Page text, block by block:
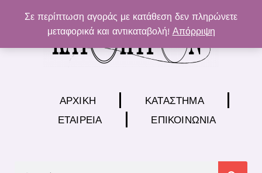
Σε περίπτωση αγοράς με κατάθεση δεν πληρώνετε
μεταφορικά και αντικαταβολή! Απόρριψη
περιεχόμενο
ΑΡΧΙΚΉ
ΚΑΤΆΣΤΗΜΑ
ΕΤΑΙΡΕΊΑ
ΕΠΙΚΟΙΝΩΝΊΑ